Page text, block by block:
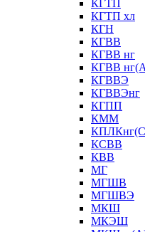
КГТП
КГТП хл
КГН
КГВВ
КГВВ нг
КГВВ
КГВВЭ
КГВВЭнг
КГПП
КММ
КСВВ
КВВ
МГ
МГШВ
МГШВЭ
МКШ
МКЭШ